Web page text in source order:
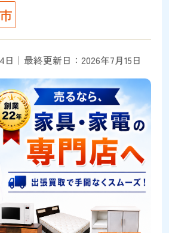
日｜最終更新日：2026年7月15日